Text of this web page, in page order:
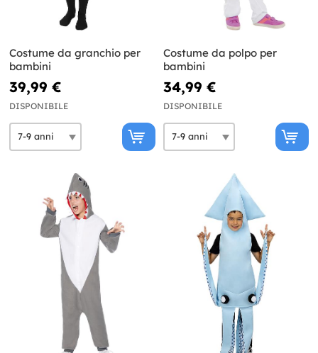
Costume da granchio per
bambini
39,99 €
DISPONIBILE
Costume da polpo per
bambini
34,99 €
DISPONIBILE